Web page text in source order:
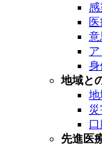
感
意
身
地域と
地
先進医